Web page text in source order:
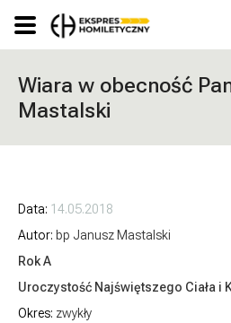
Wiara w obecność
Mastalski
Data 14.05.2018
Autor bp Janusz Mastalski
Rok A
Uroczystość Najświętszego Ciała i
Okres zwykły